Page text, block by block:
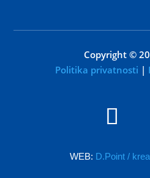
Copyright ©
Politika privatnosti |
WEB: D.Point /